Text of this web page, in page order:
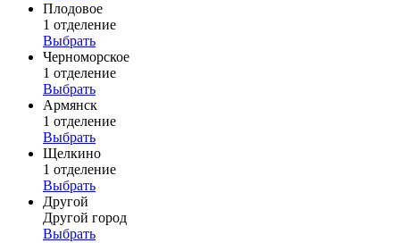
Плодовое
1 отделение
Выбрать
Черноморское
1 отделение
Выбрать
Армянск
1 отделение
Выбрать
Щелкино
1 отделение
Выбрать
Другой
Другой город
Выбрать